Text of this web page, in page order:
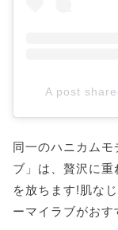
A post
同一のハニカム
ブ」は、贅沢に
を放ちます!肌な
ーマイラブがお